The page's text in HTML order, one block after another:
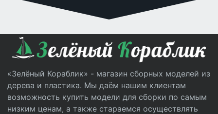
«Зелёный Кораблик» - магазин сборных моделей из
дерева и пластика. Мы даём нашим клиентам
возможность купить модели для сборки по самым
низким ценам, а также стараемся осуществлять